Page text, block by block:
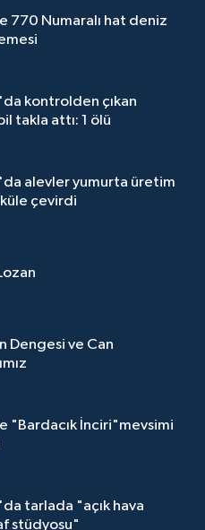
770 Numaralı hat deniz
kontrolden çıkan
takla attı: 1 ölü
alevler yumurta üretim
çevirdi
Dengesi ve Can
"Bardacık İnciri"mevsimi
tarlada "açık hava
stüdyosu"